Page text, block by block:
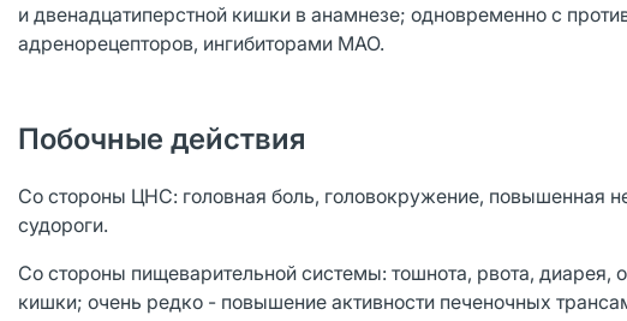
и двенадцатиперстной кишки в анамнезе; одновременно с
адренорецепторов, ингибиторами МАО.
Побочные действия
Со стороны ЦНС: головная боль, головокружение, повышенная
судороги.
Со стороны пищеварительной системы: тошнота, рвота, диарея,
кишки; очень редко - повышение активности печеночных